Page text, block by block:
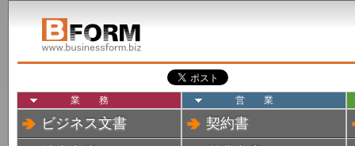
業務
ビジネス文書
営業
契約書